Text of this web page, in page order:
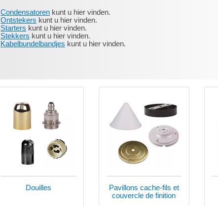
Condensatoren kunt u hier vinden.
Ontstekers kunt u hier vinden.
Starters kunt u hier vinden.
Stekkers kunt u hier vinden.
Kabelbundelbandjes kunt u hier vinden.
Douilles
Pavillons cache-fils et
couvercle de finition